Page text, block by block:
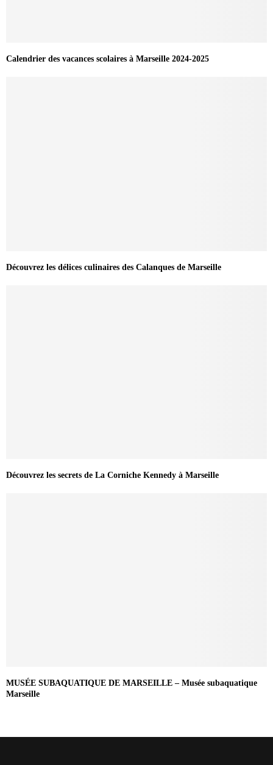
Calendrier des vacances scolaires à Marseille 2024-2025
Découvrez les délices culinaires des Calanques de Marseille
Découvrez les secrets de La Corniche Kennedy à Marseille
MUSÉE SUBAQUATIQUE DE MARSEILLE – Musée subaquatique
Marseille